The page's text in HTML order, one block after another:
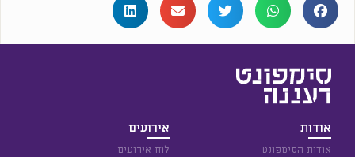
אודות
אודות הסימפונט
אירועים
לוח אירועים